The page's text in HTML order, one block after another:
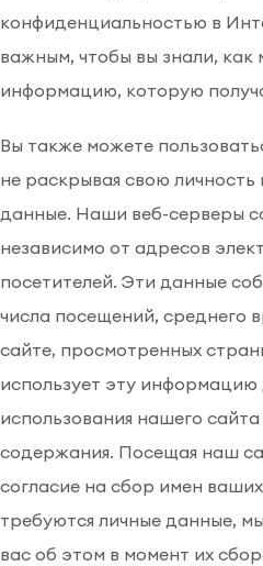
конфиденциальностью в
важным, чтобы вы знали,
информацию, которую
Вы также можете
не раскрывая свою личность
данные. Наши веб-серверы
независимо от адресов
посетителей. Эти данные
числа посещений, среднего
сайте, просмотренных
использует эту информацию
использования нашего
содержания. Посещая наш
согласие на сбор имен
требуются личные данные,
вас об этом в момент их